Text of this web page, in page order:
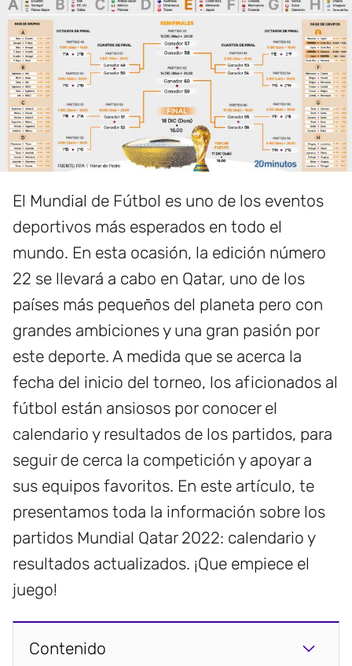
El Mundial de Fútbol es uno de los eventos
deportivos más esperados en todo el
mundo. En esta ocasión, la edición número
22 se llevará a cabo en Qatar, uno de los
países más pequeños del planeta pero con
grandes ambiciones y una gran pasión por
este deporte. A medida que se acerca la
fecha del inicio del torneo, los aficionados al
fútbol están ansiosos por conocer el
calendario y resultados de los partidos, para
seguir de cerca la competición y apoyar a
sus equipos favoritos. En este artículo, te
presentamos toda la información sobre los
partidos Mundial Qatar 2022: calendario y
resultados actualizados. ¡Que empiece el
juego!
Contenido